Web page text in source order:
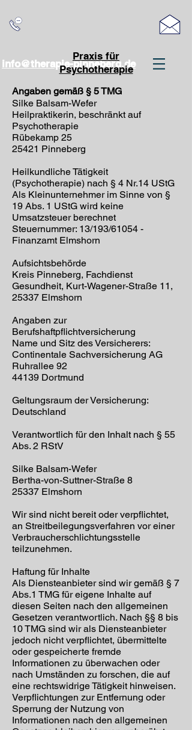
info@therapie-pinneberg.de
Praxis für
Psychotherapie
Angaben gemäß § 5 TMG
Silke Balsam-Wefer
Heilpraktikerin, beschränkt auf
Psychotherapie
Rübekamp 25
25421 Pinneberg
Heilkundliche Tätigkeit
(Psychotherapie) nach § 4 Nr.14 UStG
Als Kleinunternehmer im Sinne von §
19 Abs. 1 UStG wird keine
Umsatzsteuer berechnet
Steuernummer: 13/193/61054 -
Finanzamt Elmshorn
Aufsichtsbehörde
Kreis Pinneberg, Fachdienst
Gesundheit, Kurt-Wagener-Straße 11,
25337 Elmshorn
Angaben zur
Berufshaftpflichtversicherung
Name und Sitz des Versicherers:
Continentale Sachversicherung AG
Ruhrallee 92
44139 Dortmund
Geltungsraum der Versicherung:
Deutschland
Verantwortlich für den Inhalt nach § 55
Abs. 2 RStV
Silke Balsam-Wefer
Bertha-von-Suttner-Straße 8
25337 Elmshorn
Wir sind nicht bereit oder verpflichtet,
an Streitbeilegungsverfahren vor einer
Verbraucherschlichtungsstelle
teilzunehmen.
Haftung für Inhalte
Als Diensteanbieter sind wir gemäß § 7
Abs.1 TMG für eigene Inhalte auf
diesen Seiten nach den allgemeinen
Gesetzen verantwortlich. Nach §§ 8 bis
10 TMG sind wir als Diensteanbieter
jedoch nicht verpflichtet, übermittelte
oder gespeicherte fremde
Informationen zu überwachen oder
nach Umständen zu forschen, die auf
eine rechtswidrige Tätigkeit hinweisen.
Verpflichtungen zur Entfernung oder
Sperrung der Nutzung von
Informationen nach den allgemeinen